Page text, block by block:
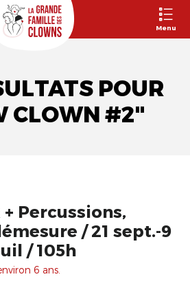
Menu
POUR
CLOWN #2"
Percussions,
/ 21 sept.-9
/ 105h
6 ans.